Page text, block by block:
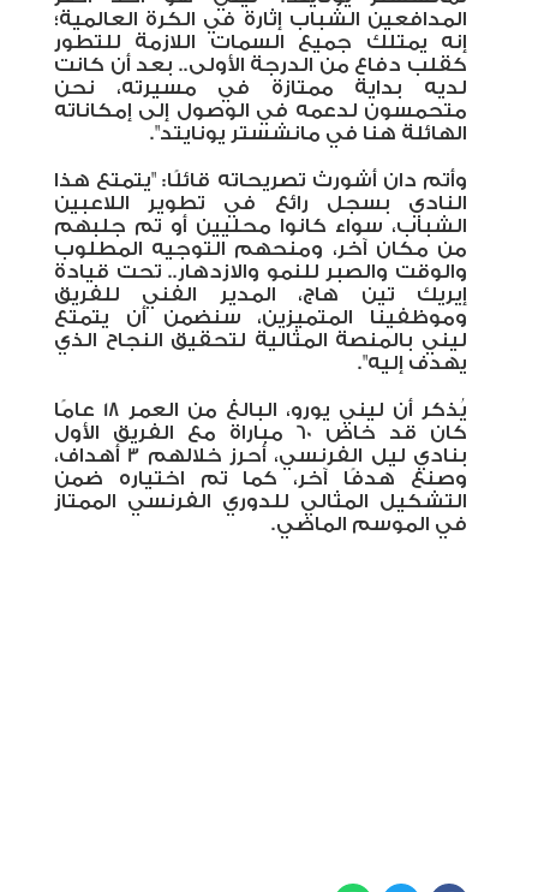
المدافعين الشباب إثارة في الكرة العالمية؛
إنه يمتلك جميع السمات اللازمة للتطور
كقلب دفاع من الدرجة الأولى.. بعد أن كانت
لديه بداية ممتازة في مسيرته، نحن
متحمسون لدعمه في الوصول إلى إمكاناته
الهائلة هنا في مانشستر يونايتد".
وأتم دان أشورث تصريحاته قائلًا: "يتمتع هذا
النادي بسجل رائع في تطوير اللاعبين
الشباب، سواء كانوا محليين أو تم جلبهم
من مكان آخر، ومنحهم التوجيه المطلوب
والوقت والصبر للنمو والازدهار.. تحت قيادة
إيريك تين هاج، المدير الفني للفريق
وموظفينا المتميزين، سنضمن أن يتمتع
ليني بالمنصة المثالية لتحقيق النجاح الذي
يهدف إليه".
يُذكر أن ليني يورو، البالغ من العمر 18 عامًا
كان قد خاض 60 مباراة مع الفريق الأول
بنادي ليل الفرنسي، أحرز خلالهم 3 أهداف،
وصنع هدفًا آخر، كما تم اختياره ضمن
التشكيل المثالي للدوري الفرنسي الممتاز
في الموسم الماضي.